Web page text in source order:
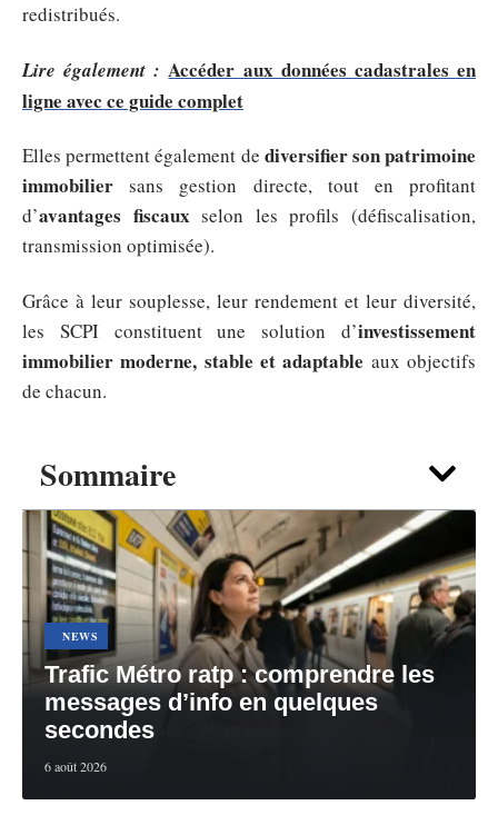
Sommaire
NEWS
Trafic Métro ratp : comprendre les
messages d’info en quelques
secondes
6 août 2026
redistribués.
Lire également : Accéder aux données cadastrales en
ligne avec ce guide complet
Elles permettent également de diversifier son patrimoine
immobilier sans gestion directe, tout en profitant
d’avantages fiscaux selon les profils (défiscalisation,
transmission optimisée).
Grâce à leur souplesse, leur rendement et leur diversité,
les SCPI constituent une solution d’investissement
immobilier moderne, stable et adaptable aux objectifs
de chacun.